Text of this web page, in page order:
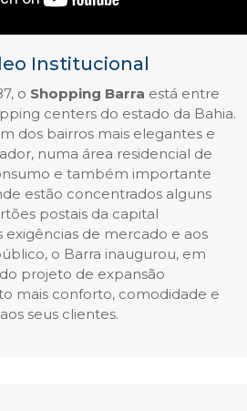
Institucional
o Shopping Barra está entre
centers do estado da Bahia.
dos bairros mais elegantes e
numa área residencial de
e também importante
estão concentrados alguns
postais da capital
exigências de mercado e aos
o Barra inaugurou, em
projeto de expansão
mais conforto, comodidade e
seus clientes.